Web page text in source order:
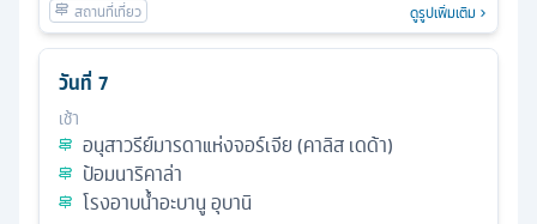
ดูรูปเพิ่มเติม
วันที่ 7
เช้า
อนุสาวรีย์มารดาแห่งจอร์เจีย (คาลิส เดด้า)
ป้อมนาริคาล่า
โรงอาบน้ำอะบานู อุบานิ